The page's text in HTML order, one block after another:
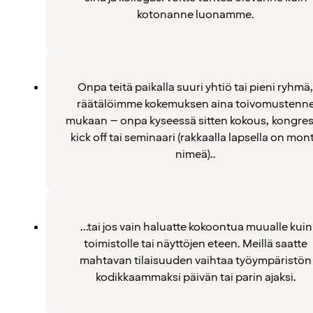
kotonanne luonamme.
Onpa teitä paikalla suuri yhtiö tai pieni ryhmä,
räätälöimme kokemuksen aina
mukaan – onpa kyseessä sitten kokous,
kick off tai seminaari (rakkaalla lapsella on
nimeä)..
...tai jos vain haluatte kokoontua muualle kuin
toimistolle tai näyttöjen eteen. Meillä saatte
mahtavan tilaisuuden vaihtaa työympäristön
kodikkaammaksi päivän tai parin ajaksi.